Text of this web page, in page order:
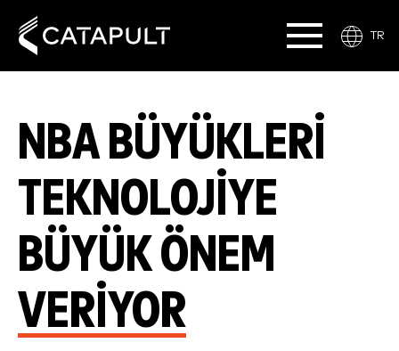
TR
NBA BÜYÜKLERI
TEKNOLOJIYE
BÜYÜK ÖNEM
VERIYOR